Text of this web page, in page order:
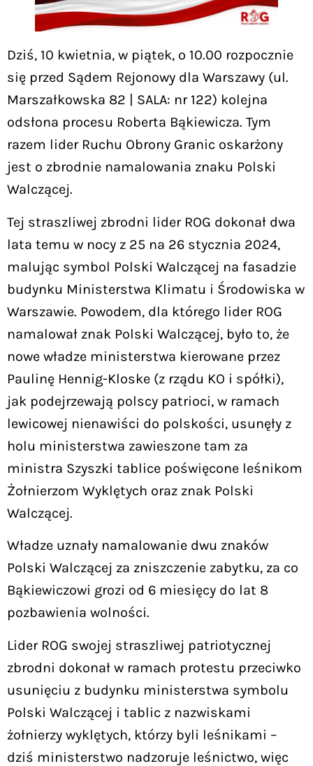
Dziś, 10 kwietnia, w piątek, o 10.00 rozpocznie
się przed Sądem Rejonowy dla Warszawy (ul.
Marszałkowska 82 | SALA: nr 122) kolejna
odsłona procesu Roberta Bąkiewicza. Tym
razem lider Ruchu Obrony Granic oskarżony
jest o zbrodnie namalowania znaku Polski
Walczącej.
Tej straszliwej zbrodni lider ROG dokonał dwa
lata temu w nocy z 25 na 26 stycznia 2024,
malując symbol Polski Walczącej na fasadzie
budynku Ministerstwa Klimatu i Środowiska w
Warszawie. Powodem, dla którego lider ROG
namalował znak Polski Walczącej, było to, że
nowe władze ministerstwa kierowane przez
Paulinę Hennig-Kloske (z rządu KO i spółki),
jak podejrzewają polscy patrioci, w ramach
lewicowej nienawiści do polskości, usunęły z
holu ministerstwa zawieszone tam za
ministra Szyszki tablice poświęcone leśnikom
Żołnierzom Wyklętych oraz znak Polski
Walczącej.
Władze uznały namalowanie dwu znaków
Polski Walczącej za zniszczenie zabytku, za co
Bąkiewiczowi grozi od 6 miesięcy do lat 8
pozbawienia wolności.
Lider ROG swojej straszliwej patriotycznej
zbrodni dokonał w ramach protestu przeciwko
usunięciu z budynku ministerstwa symbolu
Polski Walczącej i tablic z nazwiskami
żołnierzy wyklętych, którzy byli leśnikami –
dziś ministerstwo nadzoruje leśnictwo, więc